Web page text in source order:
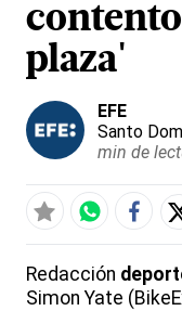
plaza'
EFE
Santo
min de
Redacción
Simon Yate